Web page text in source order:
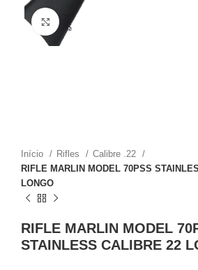
Clique para ampliar
Início Rifles
Calibre .22
RIFLE MARLIN MODEL 70PSS
LONGO
RIFLE MARLIN MODEL
STAINLESS CALIBRE 22